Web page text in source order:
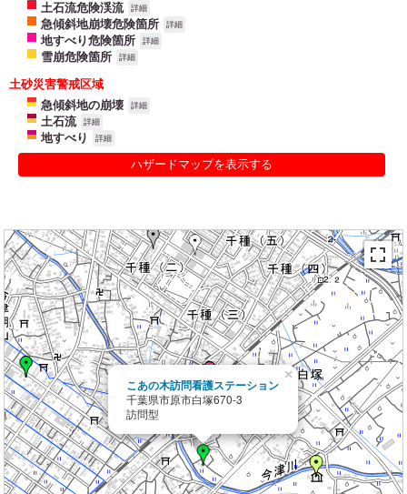
土石流危険渓流
詳細
急傾斜地崩壊危険箇所 詳細
地すべり危険箇所 詳細
雪崩危険箇所 詳細
土砂災害警戒区域
急傾斜地の崩壊
詳細
土石流 詳細
地すべり 詳細
ハザードマップを表示する
こあの木訪問看護ステーション
千葉県市原市白塚670-3
訪問型
×